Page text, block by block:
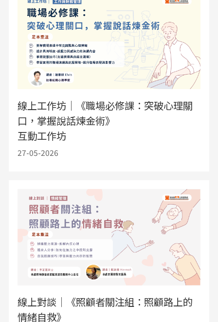
線上工作坊｜《職場必修課：突破心理關
口，掌握說話煉金術》
互動工作坊
27-05-2026
線上對談｜《照顧者關注組：照顧路上的
情緒自救》